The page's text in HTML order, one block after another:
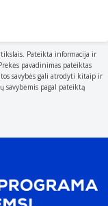
a matt or gloss
Pateikta informacija ir
pavadinimas pateiktas
savybės gali atrodyti kitaip ir
savybėmis pagal pateiktą